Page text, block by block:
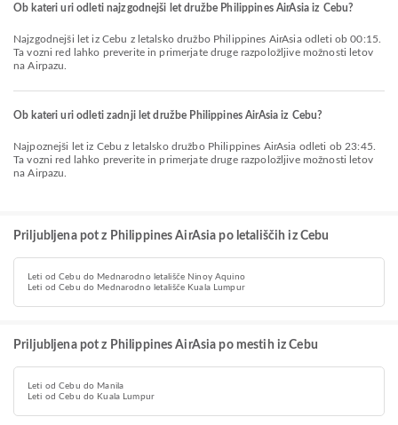
Ob kateri uri odleti najzgodnejši let družbe Philippines AirAsia iz Cebu?
Najzgodnejši let iz Cebu z letalsko družbo Philippines AirAsia odleti ob 00:15.
Ta vozni red lahko preverite in primerjate druge razpoložljive možnosti letov
na Airpazu.
Ob kateri uri odleti zadnji let družbe Philippines AirAsia iz Cebu?
Najpoznejši let iz Cebu z letalsko družbo Philippines AirAsia odleti ob 23:45.
Ta vozni red lahko preverite in primerjate druge razpoložljive možnosti letov
na Airpazu.
Priljubljena pot z Philippines AirAsia po letališčih iz Cebu
Leti od Cebu do Mednarodno letališče Ninoy Aquino
Leti od Cebu do Mednarodno letališče Kuala Lumpur
Priljubljena pot z Philippines AirAsia po mestih iz Cebu
Leti od Cebu do Manila
Leti od Cebu do Kuala Lumpur